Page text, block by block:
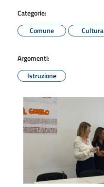
Categorie:
Comune
Cultura
Argomenti:
Istruzione